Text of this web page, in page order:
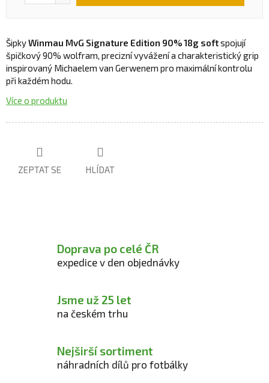
ŠipkyWinmau MvG Signature Edition 90% 18g softspojují
špičkový 90% wolfram, precizní vyvážení a charakteristický grip
inspirovaný Michaelem van Gerwenem pro maximální kontrolu
při každém hodu.
Více o produktu
ZEPTAT SE HLÍDAT
Doprava po celé ČR
expedice v den objednávky
Jsme už 25 let
na českém trhu
Nejširší sortiment
náhradních dílů pro fotbálky